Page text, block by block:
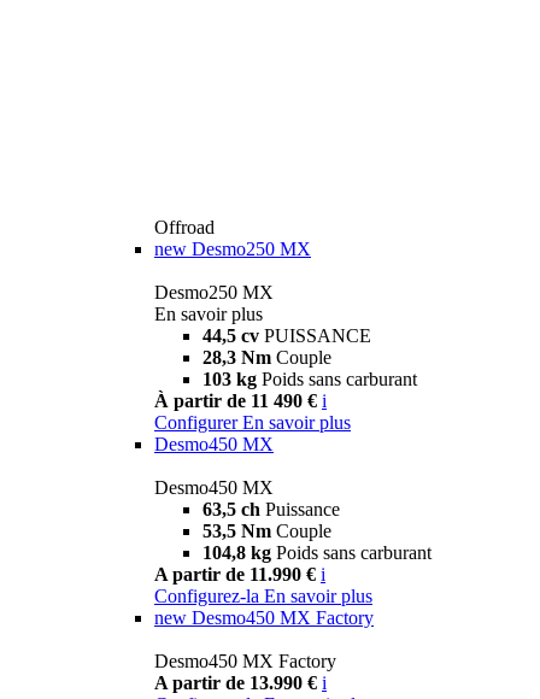
Offroad
new Desmo250 MX
Desmo250 MX
En savoir plus
44,5 cv PUISSANCE
28,3 Nm Couple
103 kg Poids sans carburant
À partir de 11 490 € i
Configurer En savoir plus
Desmo450 MX
Desmo450 MX
63,5 ch Puissance
53,5 Nm Couple
104,8 kg Poids sans carburant
A partir de 11.990 € i
Configurez-la En savoir plus
new Desmo450 MX Factory
Desmo450 MX Factory
A partir de 13.990 € i